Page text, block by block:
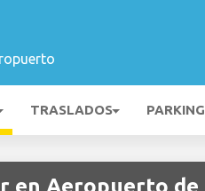
TRASLADOS PARKING
en Aeropuerto de